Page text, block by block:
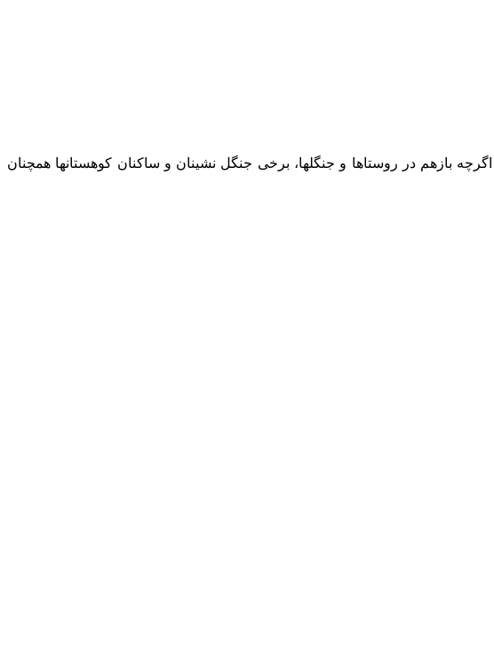
اگرچه بازهم در روستاها و جنگلها، برخی جنگل نشینان و ساکنان کوهستانها همچنان